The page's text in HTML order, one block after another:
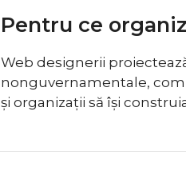
Pentru ce
Web designerii
nonguvernamentale,
și organizații să își